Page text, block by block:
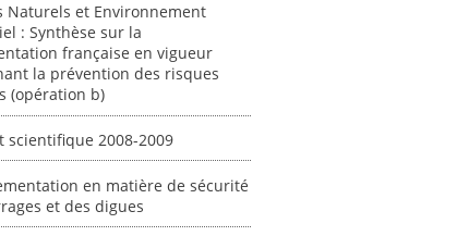
Naturels et Environnement
: Synthèse sur la
française en vigueur
la prévention des risques
(opération b)
scientifique 2008-2009
en matière de sécurité
et des digues